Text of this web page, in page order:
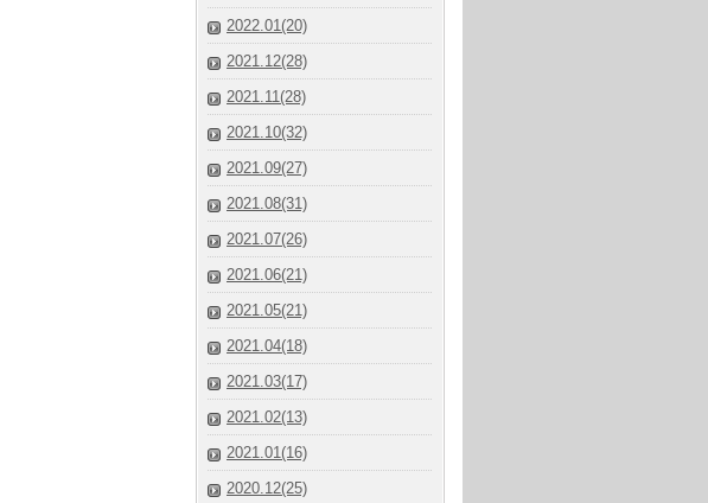
2022.01(20)
2021.12(28)
2021.11(28)
2021.10(32)
2021.09(27)
2021.08(31)
2021.07(26)
2021.06(21)
2021.05(21)
2021.04(18)
2021.03(17)
2021.02(13)
2021.01(16)
2020.12(25)